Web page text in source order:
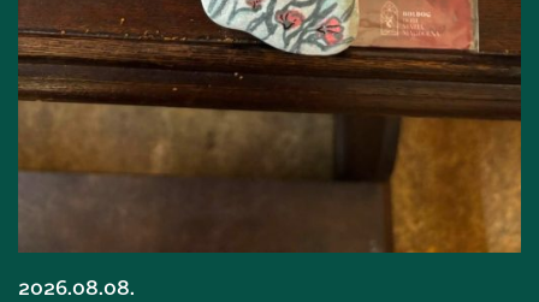
2026.08.08.